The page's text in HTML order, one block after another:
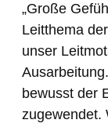
„Große
Leitthema
unser
bewusst der
zugewendet.